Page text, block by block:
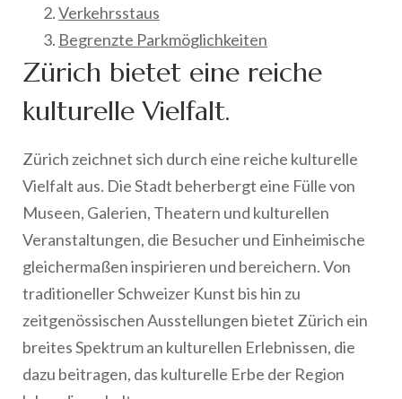
Verkehrsstaus
Begrenzte Parkmöglichkeiten
Zürich bietet eine reiche
kulturelle Vielfalt.
Zürich zeichnet sich durch eine reiche kulturelle
Vielfalt aus. Die Stadt beherbergt eine Fülle von
Museen, Galerien, Theatern und kulturellen
Veranstaltungen, die Besucher und Einheimische
gleichermaßen inspirieren und bereichern. Von
traditioneller Schweizer Kunst bis hin zu
zeitgenössischen Ausstellungen bietet Zürich ein
breites Spektrum an kulturellen Erlebnissen, die
dazu beitragen, das kulturelle Erbe der Region